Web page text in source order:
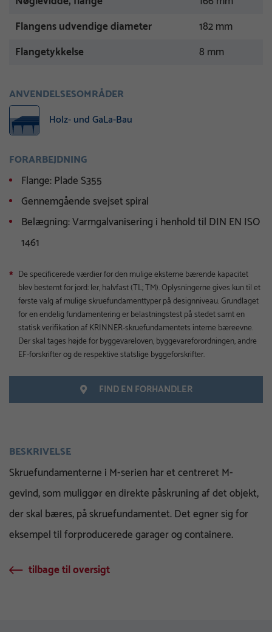
Flangens udvendige diameter
182 mm
Flangetykkelse
8 mm
ANVENDELSESOMRÅDER
Holz- und GaLa-Bau
FORARBEJDNING
Flange: Plade S355
Gennemgående svejset spiral
Belægning: Varmgalvanisering i henhold til DIN EN ISO
1461
* De specificerede værdier for den mulige eksterne bærende kapacitet
blev bestemt for jord: ler, halvfast (TL; TM). Oplysningerne gives kun til et
første valg af mulige skruefundamenttyper på designniveau. Grundlaget
for en endelig fundamentering er belastningstest på stedet samt en
statisk verifikation af KRINNER-skruefundamentets interne bæreevne.
Der skal tages højde for byggevareloven, byggevareforordningen, andre
EF-forskrifter og de respektive statslige byggeforskrifter.
FIND EN FORHANDLER
BESKRIVELSE
Skruefundamenterne i M-serien har et centreret M-
gevind, som muliggør en direkte påskruning af det objekt,
der skal bæres, på skruefundamentet. Det egner sig for
eksempel til forproducerede garager og containere.
tilbage til oversigt